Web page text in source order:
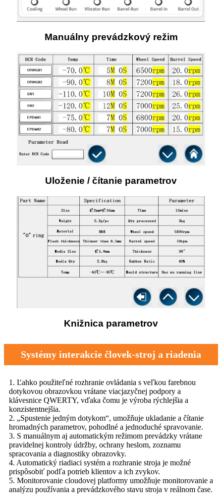
Manuálny prevádzkový režim
Uloženie / čítanie parametrov
Knižnica parametrov
Systémy interakcie človek-stroj a riadenia
1. Ľahko použiteľné rozhranie ovládania s veľkou farebnou
dotykovou obrazovkou vrátane viacjazyčnej podpory a
klávesnice QWERTY, vďaka čomu je výroba rýchlejšia a
konzistentnejšia.
2. „Spustenie jedným dotykom“, umožňuje ukladanie a čítanie
hromadných parametrov, pohodlné a jednoduché spravovanie.
3. S manuálnym aj automatickým režimom prevádzky vrátane
pravidelnej kontroly údržby, ochrany heslom, zoznamu
spracovania a diagnostiky obrazovky.
4. Automatický riadiaci systém a rozhranie stroja je možné
prispôsobiť podľa potrieb klientov a ich zvykov.
5. Monitorovanie cloudovej platformy umožňuje monitorovanie a
analýzu používania a prevádzkového stavu stroja v reálnom čase.